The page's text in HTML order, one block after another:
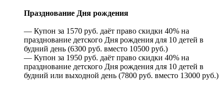
Празднование Дня рождения
— Купон за 1570 руб. даёт право скидки 40% на
празднование детского Дня рождения для 10 детей в
будний день (6300 руб. вместо 10500 руб.)
— Купон за 1950 руб. даёт право скидки 40% на
празднование детского Дня рождения для 10 детей в
будний или выходной день (7800 руб. вместо 13000 руб.)